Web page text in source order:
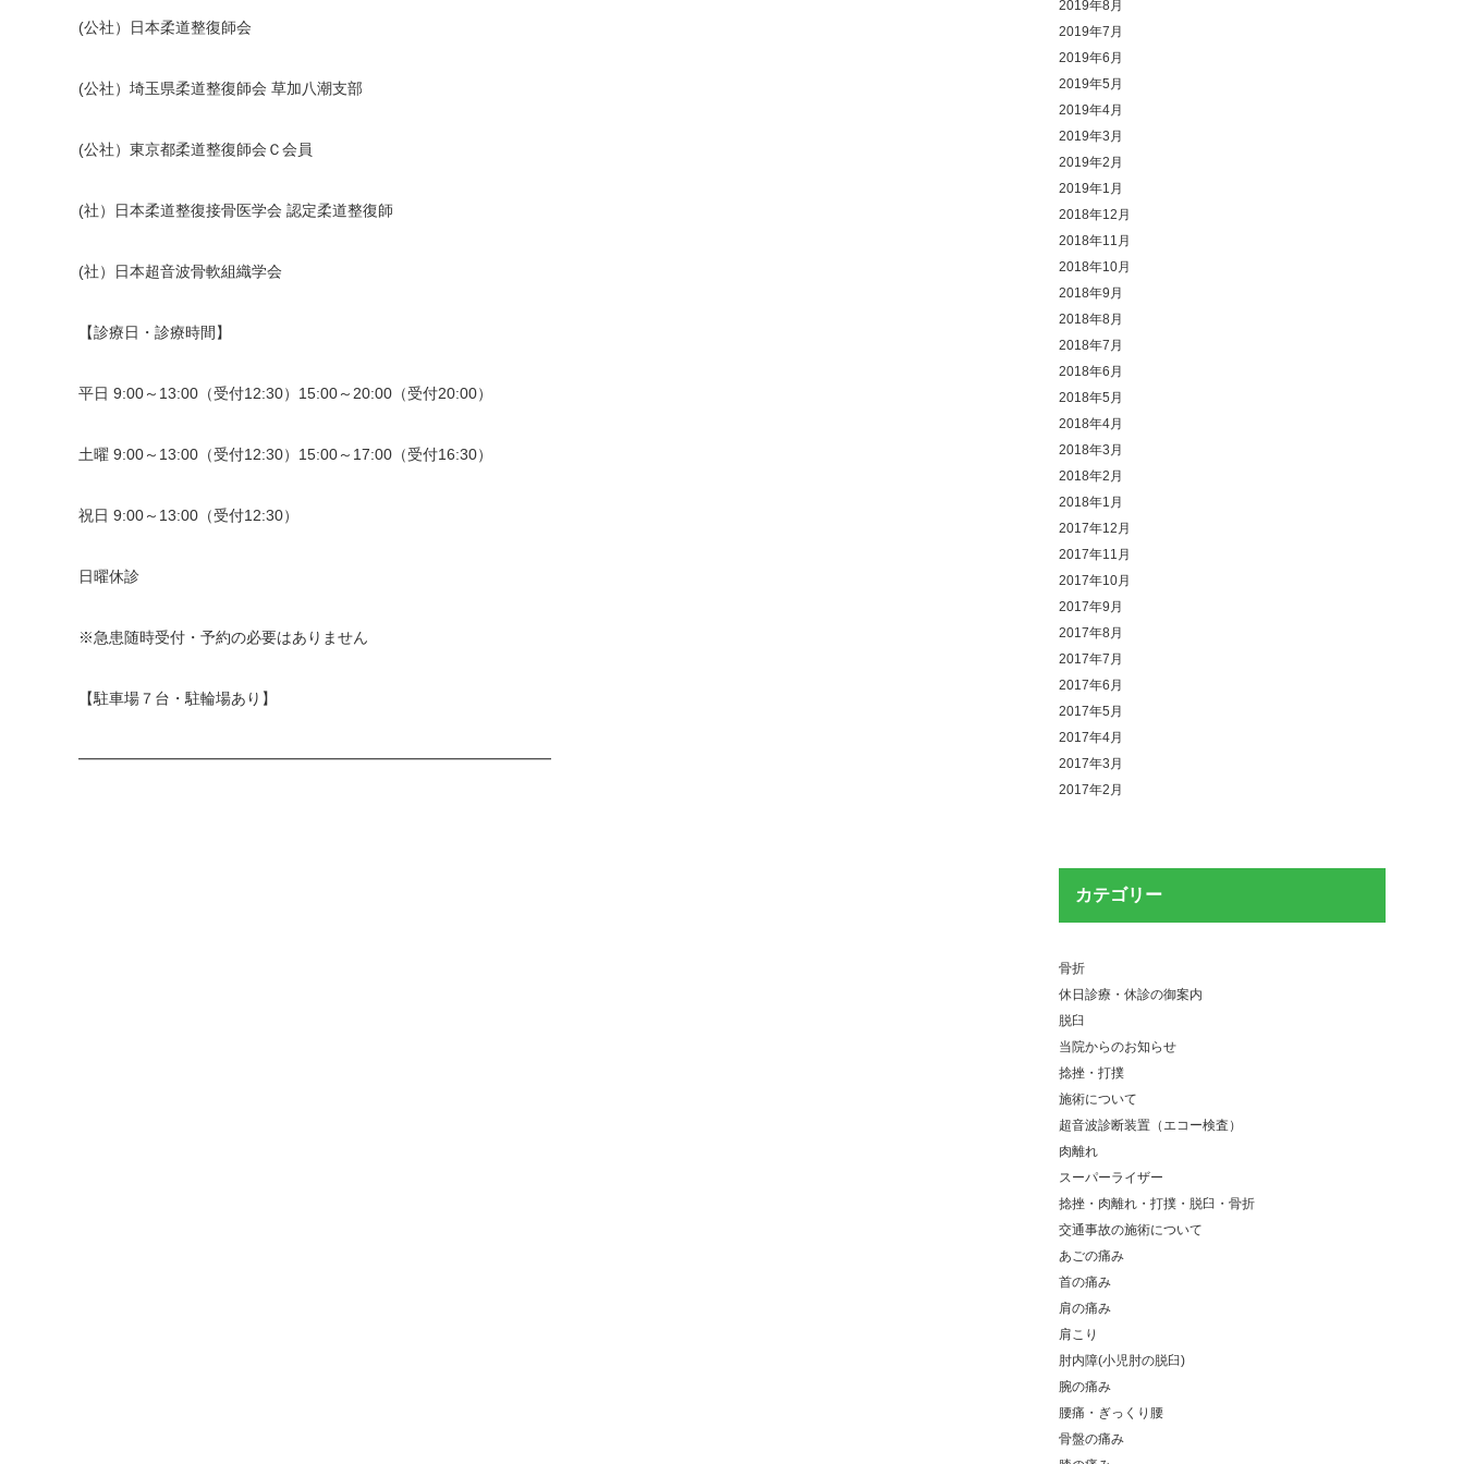
(公社）日本柔道整復師会
(公社）埼玉県柔道整復師会 草加八潮支部
(公社）東京都柔道整復師会Ｃ会員
(社）日本柔道整復接骨医学会 認定柔道整復師
(社）日本超音波骨軟組織学会
【診療日・診療時間】
平日 9:00～13:00（受付12:30）15:00～20:00（受付20:00）
土曜 9:00～13:00（受付12:30）15:00～17:00（受付16:30）
祝日 9:00～13:00（受付12:30）
日曜休診
※急患随時受付・予約の必要はありません
【駐車場７台・駐輪場あり】
━━━━━━━━━━━━━━━━━━━━━━━━━━━━━━━
2019年8月
2019年7月
2019年6月
2019年5月
2019年4月
2019年3月
2019年2月
2019年1月
2018年12月
2018年11月
2018年10月
2018年9月
2018年8月
2018年7月
2018年6月
2018年5月
2018年4月
2018年3月
2018年2月
2018年1月
2017年12月
2017年11月
2017年10月
2017年9月
2017年8月
2017年7月
2017年6月
2017年5月
2017年4月
2017年3月
2017年2月
カテゴリー
骨折
休日診療・休診の御案内
脱臼
当院からのお知らせ
捻挫・打撲
施術について
超音波診断装置（エコー検査）
肉離れ
スーパーライザー
捻挫・肉離れ・打撲・脱臼・骨折
交通事故の施術について
あごの痛み
首の痛み
肩の痛み
肩こり
肘内障(小児肘の脱臼)
腕の痛み
腰痛・ぎっくり腰
骨盤の痛み